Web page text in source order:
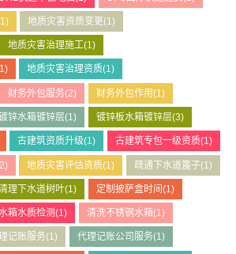
地质灾害资质变更(1)
地质灾害治理施工(1)
地质灾害治理资质(1)
财务外包服务(2) 财务外包作用(1)
锌水箱镀锌层(1) 镀锌板水箱镀锌层(3)
古建筑资质升级(1) 古建筑专包一级资质(1)
地质灾害评估资质(1) 疏通下水道篦子(1)
理下水道树叶(1) 定制披萨盒时间(1)
箱水质检测(1) 清洗不锈钢水箱(1)
记账服务(1) 代理记账公司服务(1)